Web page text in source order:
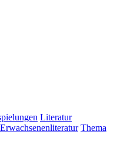
Literatur
Erwachsenenliteratur Thema